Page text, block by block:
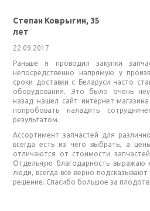
Степан Коврыгин, 35
лет
22.09.2017
Раньше я проводил закупки
непосредственно напрямую у
сроки доставки с Беларуси часто
оборудования. Это было очень
назад нашел сайт интернет-
попробовать наладить
результатом.
Ассортимент запчастей для
всегда есть из чего выбрать, а
отличаются от стоимости
Отдельную благодарность выражаю
люди, всегда все верно
решение. Спасибо большое за